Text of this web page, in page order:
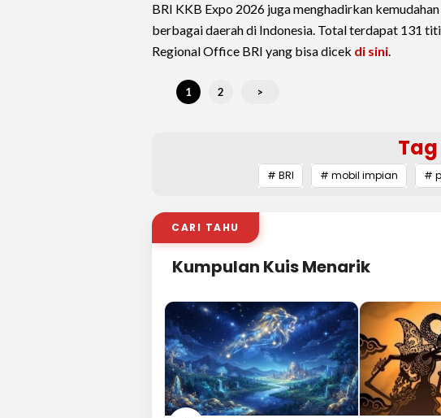
BRI KKB Expo 2026 juga menghadirkan
berbagai daerah di Indonesia. Total terdapat 131
Regional Office BRI yang bisa dicek di sini.
1 2 >
Tag
# BRI # mobil impian #
CARI TAHU
Kumpulan Kuis Menarik